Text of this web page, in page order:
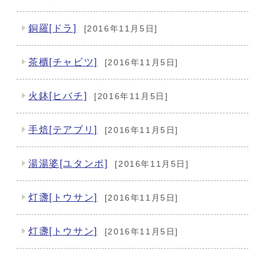
銅羅[ドラ] [2016年11月5日]
茶櫃[チャビツ] [2016年11月5日]
火鉢[ヒバチ] [2016年11月5日]
手焙[テアブリ] [2016年11月5日]
湯湯婆[ユタンポ] [2016年11月5日]
灯盞[トウサン] [2016年11月5日]
灯盞[トウサン] [2016年11月5日]